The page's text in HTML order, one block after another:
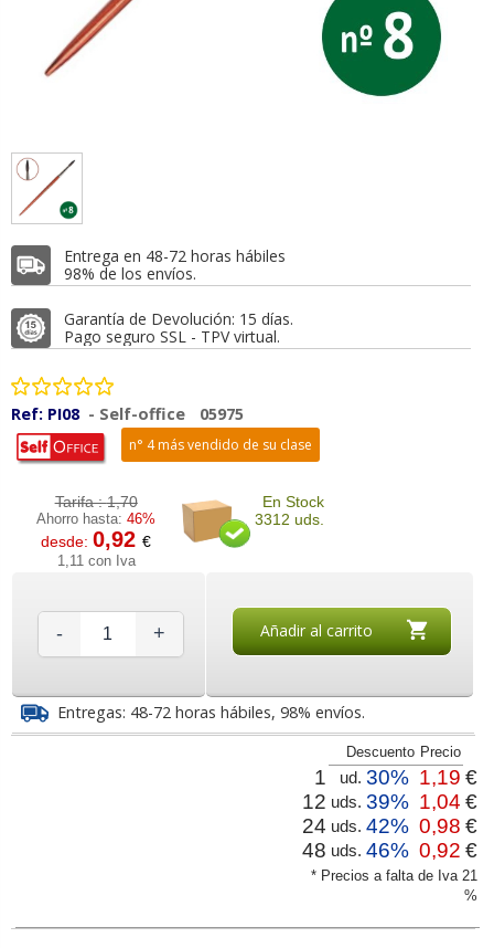
Entrega en 48-72 horas hábiles
98% de los envíos.
Garantía de Devolución: 15 días.
Pago seguro SSL - TPV virtual.
Ref: PI08 - Self-office 05975
n° 4 más vendido de su clase
Tarifa :1,70
Ahorro hasta:46%
desde:0,92€
1,11 con Iva
En Stock
3312 uds.
- + Añadir al carrito
Entregas: 48-72 horas hábiles, 98% envíos.
* Precios a falta de Iva 21
%
Descuento Precio
1 ud. 30% 1,19 €
12 uds. 39% 1,04 €
24 uds. 42% 0,98 €
48 uds. 46% 0,92 €